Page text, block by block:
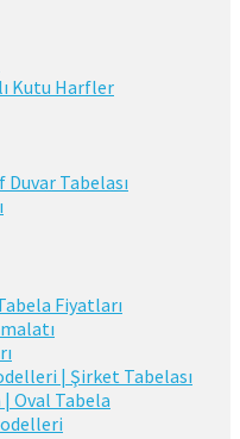
Kutu Harfler
Tabelası
Fiyatları
| Şirket Tabelası
Oval Tabela